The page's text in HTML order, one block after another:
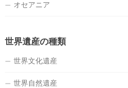
オセアニア
世界遺産の種類
世界文化遺産
世界自然遺産